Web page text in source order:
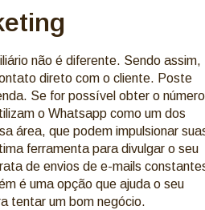
não é diferente. Sendo assim,
direto com o cliente. Poste
Se for possível obter o número
o Whatsapp como um dos
área, que podem impulsionar
ferramenta para divulgar o seu
de envios de e-mails
é uma opção que ajuda o seu
tentar um bom negócio.